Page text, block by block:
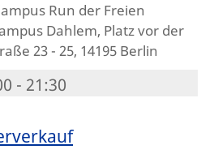
Run der Freien
Dahlem, Platz vor der
23 - 25, 14195 Berlin
- 21:30